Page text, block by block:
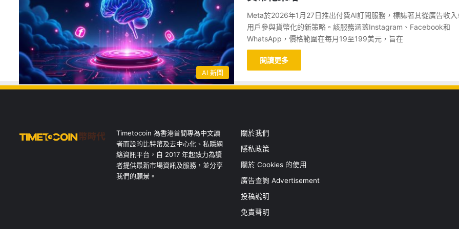
AI 新聞
Meta於2026年1月27日推出付費AI訂閱服務，標誌著其從廣告收入
用戶參與貨幣化的新策略。該服務涵蓋Instagram、Facebook和
WhatsApp，價格範圍在每月19至199美元，旨在
閱讀更多
Timetocoin 為香港首間專為中文讀
者而設的比特幣及去中心化、私隱網
絡資訊平台，自 2017 年起致力為讀
者提供最新市場資訊及服務，並分享
我們的願景。
關於我們
隱私政策
關於 Cookies 的使用
廣告查詢 Advertisement
投稿說明
免責聲明